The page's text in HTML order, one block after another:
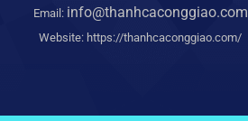
Email: info@thanhcaconggiao.com
Website: https://thanhcaconggiao.com/